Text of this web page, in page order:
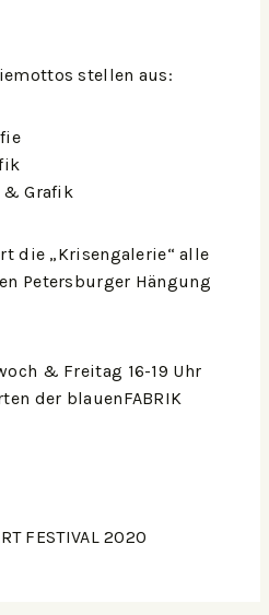
stellen aus:
& Grafik
die „Krisengalerie“ alle
Petersburger Hängung
& Freitag 16-19 Uhr
der blauenFABRIK
FESTIVAL 2020